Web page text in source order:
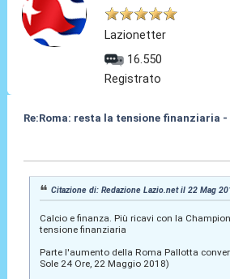
Lazionetter
16.550
Registrato
Re:Roma: resta la tensione finanziaria -
Citazione di: Redazione Lazio.net il 22 Mag
Calcio e finanza. Più ricavi con la
tensione finanziaria
Parte l'aumento della Roma Pallotta
Sole 24 Ore, 22 Maggio 2018)